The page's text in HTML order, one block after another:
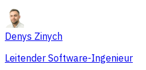
Denys Zinych
Leitender Software-Ingenieur